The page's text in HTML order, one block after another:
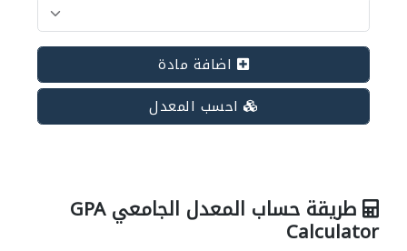
اضافة مادة
احسب المعدل
طريقة حساب المعدل الجامعي GPA
Calculator